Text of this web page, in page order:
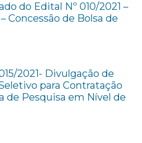
do Edital Nº 010/2021 –
Concessão de Bolsa de
2021- Divulgação de
para Contratação
de Pesquisa em Nível de